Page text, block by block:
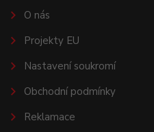
O nás
Projekty EU
Nastavení soukromí
Obchodní podmínky
Reklamace